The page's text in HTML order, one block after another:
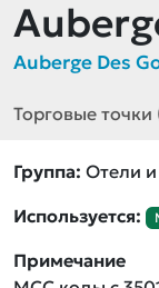
Auberge Des
Торговые точки
Группа: Отели
Используется:
Примечание